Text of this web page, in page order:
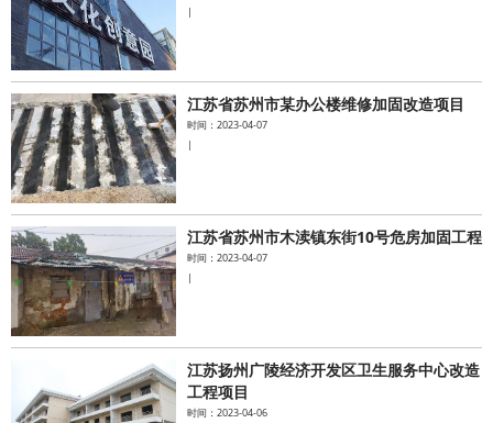
|
江苏省苏州市某办公楼维修加固改造项目
时间：2023-04-07
|
江苏省苏州市木渎镇东街10号危房加固工程
时间：2023-04-07
|
江苏扬州广陵经济开发区卫生服务中心改造
工程项目
时间：2023-04-06